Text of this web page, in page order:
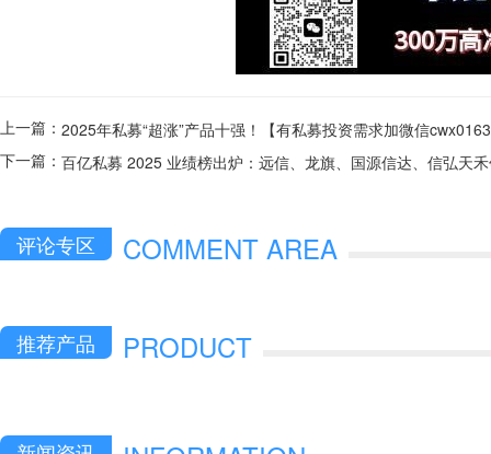
上一篇： 2025年私募“超涨”产品十强！【有私募投资需求加微信
下一篇： 百亿私募 2025 业绩榜出炉：远信、龙旗、国源信达、信弘天
评论专区 COMMENT AREA
推荐产品 PRODUCT